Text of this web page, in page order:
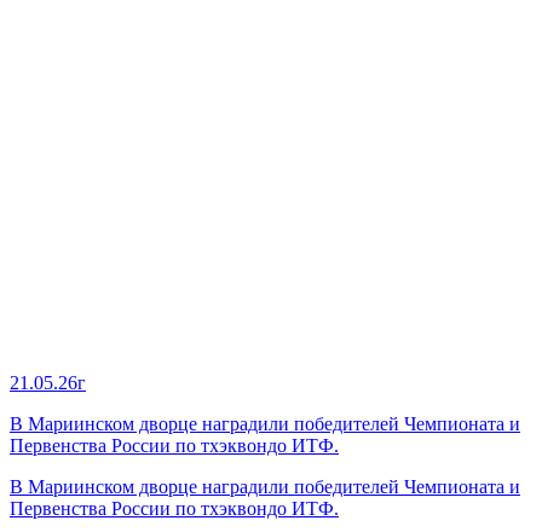
21.05.26г
В Мариинском дворце наградили победителей Чемпионата и
Первенства России по тхэквондо ИТФ.
В Мариинском дворце наградили победителей Чемпионата и
Первенства России по тхэквондо ИТФ.